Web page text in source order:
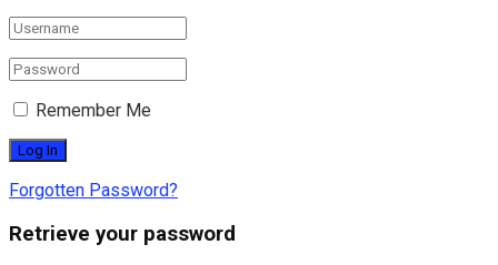
Remember Me
Forgotten Password?
Retrieve your password